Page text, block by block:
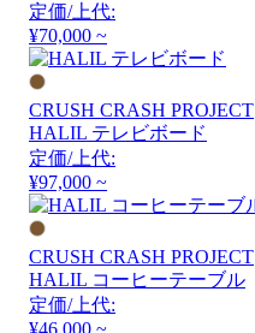
定価/上代:
¥70,000 ~
CRUSH CRASH PROJECT
HALIL テレビボード
定価/上代:
¥97,000 ~
CRUSH CRASH PROJECT
HALIL コーヒーテーブル
定価/上代:
¥46,000 ~